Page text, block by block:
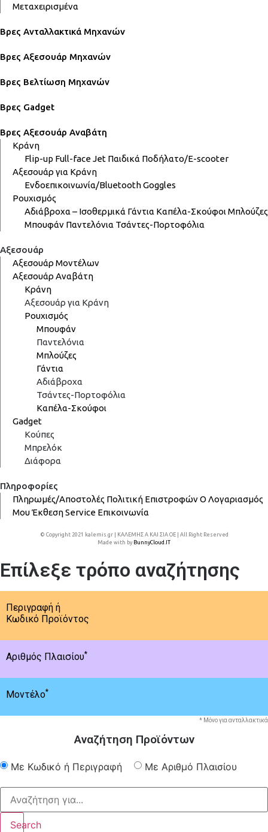
Μεταχειρισμένα
Βρες Ανταλλακτικά Μηχανών
Βρες Αξεσουάρ Μηχανών
Βρες Βελτίωση Μηχανών
Βρες Gadget
Βρες Αξεσουάρ Αναβάτη
Κράνη
Flip-up Full-faceJet Παιδικά Ποδήλατο/E-scooter
Αξεσουάρ για Κράνη
Ενδοεπικοινωνία/BluetoothGoggles
Ρουχισμός
Αδιάβροχα – Ισοθερμικά Γάντια Καπέλα-Σκούφοι Μπλούζες
Μπουφάν Παντελόνια Τσάντες-Πορτοφόλια
Αξεσουάρ
Αξεσουάρ Μοντέλων
Αξεσουάρ Αναβάτη
Κράνη
Αξεσουάρ για Κράνη
Ρουχισμός
Μπουφάν
Παντελόνια
Μπλούζες
Γάντια
Αδιάβροχα
Τσάντες-Πορτοφόλια
Καπέλα-Σκούφοι
Gadget
Κούπες
Μπρελόκ
Διάφορα
Πληροφορίες
Πληρωμές/Αποστολές Πολιτική ΕπιστροφώνΟ Λογαριασμός
ΜουΈκθεσηService Επικοινωνία
© Copyright 2021 kalemis.gr | ΚΑΛΕΜΗΣ Α ΚΑΙ ΣΙΑ ΟΕ | All Right Reserved
Made with by BunnyCloud.IT
Επίλεξε τρόπο αναζήτησης
Περιγραφή ή
Κωδικό Προϊόντος
Αριθμός Πλαισίου*
Μοντέλο*
* Μόνο για ανταλλακτικά
Αναζήτηση Προϊόντων
Με Κωδικό ή Περιγραφή Με Αριθμό Πλαισίου
Search